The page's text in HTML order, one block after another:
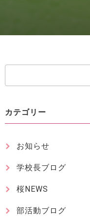
カテゴリー
お知らせ
学校長ブログ
桜NEWS
部活動ブログ